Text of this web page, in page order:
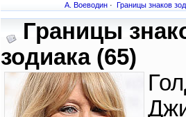
А. Воеводин · Границы знаков
Границы
зодиака (65)